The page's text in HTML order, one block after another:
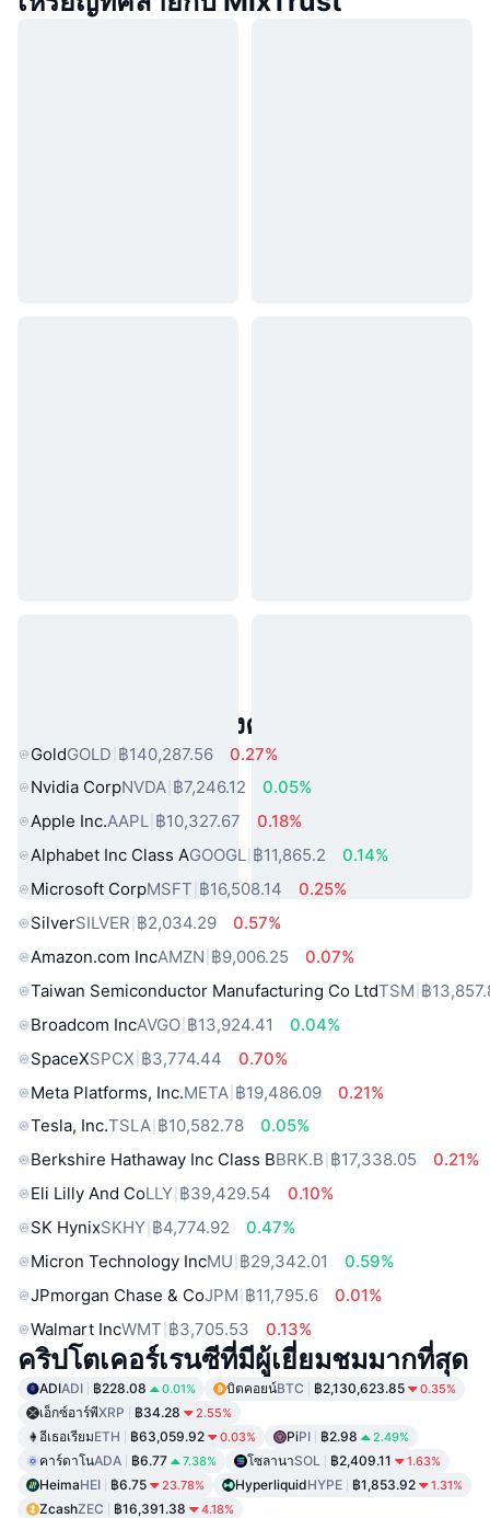
สินทรัพย์ในโลกแห่งความจริงยอดนิยม
GoldGOLD ฿140,287.56
0.27%
Nvidia CorpNVDA ฿7,246.12
0.05%
Apple Inc.AAPL ฿10,327.67
0.18%
Alphabet Inc Class AGOOGL ฿11,865.2
0.14%
Microsoft CorpMSFT ฿16,508.14
0.25%
SilverSILVER ฿2,034.29
0.57%
Amazon.com IncAMZN ฿9,006.25
0.07%
Taiwan Semiconductor Manufacturing Co LtdTSM ฿
Broadcom IncAVGO ฿13,924.41
0.04%
SpaceXSPCX ฿3,774.44
0.70%
Meta Platforms, Inc.META ฿19,486.09
0.21%
Tesla, Inc.TSLA ฿10,582.78
0.05%
Berkshire Hathaway Inc Class BBRK.B ฿17,338.05
0.21%
Eli Lilly And CoLLY ฿39,429.54
0.10%
SK HynixSKHY ฿4,774.92
0.47%
Micron Technology IncMU ฿29,342.01
0.59%
JPmorgan Chase & CoJPM ฿11,795.6
0.01%
Walmart IncWMT ฿3,705.53 0.13%
คริปโตเคอร์เรนซีที่มีผู้เยี่ยมชมมากที่สุด
ADIADI ฿228.08 0.01% บิตคอยน์BTC ฿2,130,623.85 0.35%
เอ็กซ์อาร์พีXRP ฿34.28 2.55%
อีเธอเรียมETH ฿63,059.92 0.03% PiPI ฿2.98 2.49%
คาร์ดาโนADA ฿6.77 7.38% โซลานาSOL ฿2,409.11 1.63%
HeimaHEI ฿6.75 23.78% HyperliquidHYPE ฿1,853.92 1.31%
ZcashZEC ฿16,391.38 4.18%